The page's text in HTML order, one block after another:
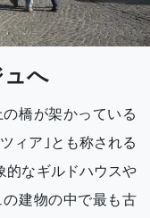
へ
橋が架かっている
ィア｣とも称される
的なギルドハウスや
建物の中で最も古